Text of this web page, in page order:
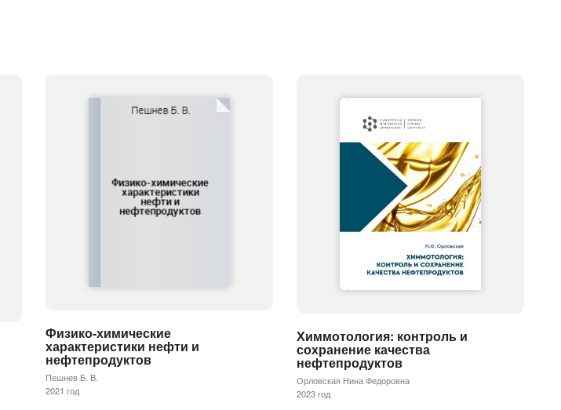
Физико-химические
характеристики нефти и
нефтепродуктов
Пешнев Б. В.
2021 год
Химмотология: контроль и
сохранение качества
нефтепродуктов
Орловская Нина Федоровна
2023 год